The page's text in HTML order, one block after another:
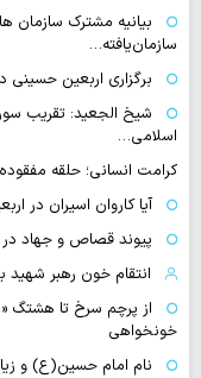
بیانیه مشترک سازمان
سازمان‌یافته…
برگزاری اربعین حسینی
شیخ الجعید: تقریب
اسلامی…
کرامت انسانی؛ حلقه
آیا کاروان اسیران در
پیوند قصاص و جهاد در
انتقام خون رهبر شهید
از پرچم سرخ تا هشتگ
خونخواهی
نام امام حسین(ع) و